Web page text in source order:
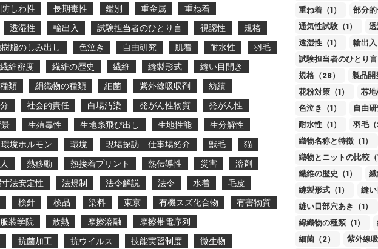
防しわ性 長期毒性 鑑別 重金属
重ね着
透湿性 輸出入 試験担当者のひとり言 視認性
規格
脂のしみ出し 色泣き 自由研究 肌着 耐水性
羽毛
繊維密度 繊維の歴史 繊維 縫製形式
縫い目開き
類 絹織物の種類 細菌 紫外線吸収剤
紡績
社会的責任 白場汚染 発がん性物質
発がん性
生殖毒性 生地糸飛び出し 生地性能
生分解性
環境ホルモン 環境 現場探訪 仕事場紹介 獣毛
猫
熱移動 熱接着プリント 熱伝導性 災害
溶剤
法安定性 法規制 法令解説 法令 水着
毛皮
検針 検品 染料 東京 有機スズ化合物
有害物質
装学院 放熱 摩擦溶融
摩擦帯電序列
抗菌加工 抗ウイルス 技能実習制度
微生物
重ね着（1）
部分的
通気性試験（1）
透
透湿性（1）
輸出入
試験担当者のひとり言
規格（28）
製品開
花粉対策（1）
芯地
色泣き（1）
自由研
耐水性（1）
羽毛（
織物名称と特徴（1）
織物とニットの比較（1
繊維の歴史（1）
繊
縫製形式（1）
縫い
縫い目部穴あき（1）
綿織物の種類（1）
細菌（2）
紫外線